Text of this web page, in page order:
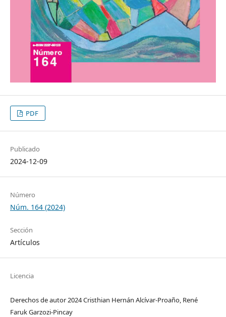
PDF
Publicado
2024-12-09
Número
Núm. 164 (2024)
Sección
Artículos
Licencia
Derechos de autor 2024 Cristhian Hernán Alcívar-Proaño, René
Faruk Garzozi-Pincay